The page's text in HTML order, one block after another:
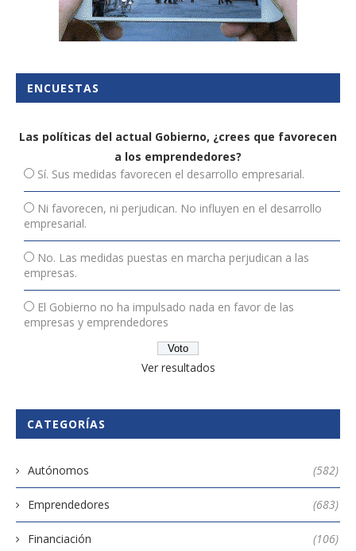
ENCUESTAS
Las políticas del actual Gobierno, ¿crees que favorecen
a los emprendedores?
Sí. Sus medidas favorecen el desarrollo empresarial.
Ni favorecen, ni perjudican. No influyen en el desarrollo
empresarial.
No. Las medidas puestas en marcha perjudican a las
empresas.
El Gobierno no ha impulsado nada en favor de las
empresas y emprendedores
Ver resultados
CATEGORÍAS
Autónomos (582)
Emprendedores (683)
Financiación (106)